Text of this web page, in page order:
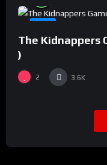
The Kidnappers
)
2 3.6K